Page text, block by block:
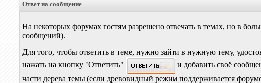
Ответ на сообщение
На некоторых форумах гостям разрешено отвечать в темах, но в
сообщений).
Для того, чтобы ответить в теме, нужно зайти в нужную тему,
нажать на кнопку "Ответить"
и добавить своё
части дерева темы (если древовидный режим поддерживается